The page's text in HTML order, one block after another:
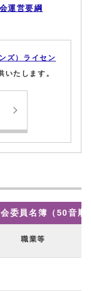
運営要綱
ズ）ライセン
いたします。
委員名簿（50音順
職業等